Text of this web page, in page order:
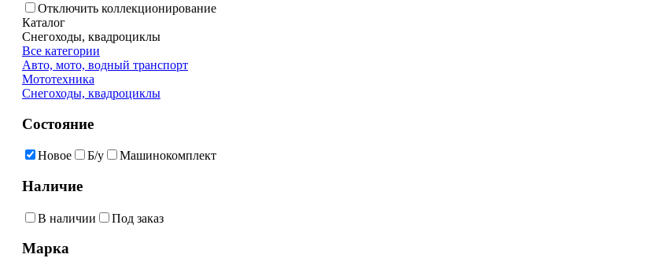
Отключить коллекционирование
Каталог
Снегоходы, квадроциклы
Все категории
Авто, мото, водный транспорт
Мототехника
Снегоходы, квадроциклы
Состояние
Новое Б/у Машинокомплект
Наличие
В наличии Под заказ
Марка